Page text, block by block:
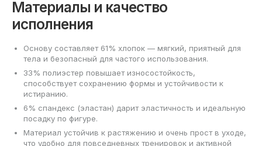
Материалы и качество
исполнения
Основу составляет 61% хлопок — мягкий, приятный для
тела и безопасный для частого использования.
33% полиэстер повышает износостойкость,
способствует сохранению формы и устойчивости к
истиранию.
6% спандекс (эластан) дарит эластичность и идеальную
посадку по фигуре.
Материал устойчив к растяжению и очень прост в уходе,
что удобно для повседневных тренировок и активной